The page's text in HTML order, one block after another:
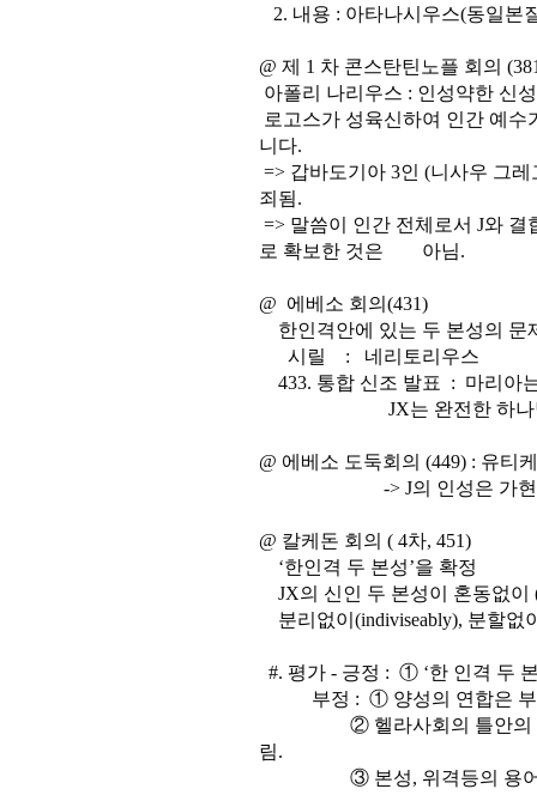
2. 내용 : 아타나시우스(동일본
@ 제 1 차 콘스탄틴노플 회의
아폴리 나리우스 : 인성약한 신
로고스가 성육신하여 인간 예
니다.
=> 갑바도기아 3인 (니사우 그
죄됨.
=> 말씀이 인간 전체로서 J와
로 확보한 것은 아님.
@ 에베소 회의(431)
한인격안에 있는 두 본성의 문
시릴 : 네리토리우스
433. 통합 신조 발표 : 마리아
JX는 완전한 하나님이
@ 에베소 도둑회의 (449) : 유티
-> J의 인성은 가현적이
@ 칼케돈 회의 ( 4차, 451)
‘한인격 두 본성’을 확정
JX의 신인 두 본성이 혼동없이
분리없이(indiviseably), 분할없
#. 평가 - 긍정 : ① ‘한 인격 두
부정 : ① 양성의 연합은 부
② 헬라사회의 틀안의 사변
림.
③ 본성, 위격등의 용어의